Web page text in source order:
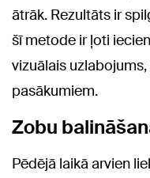
ātrāk. Rezultāts ir
šī metode ir ļoti
vizuālais
pasākumiem.
Zobu
Pēdējā laikā arvien